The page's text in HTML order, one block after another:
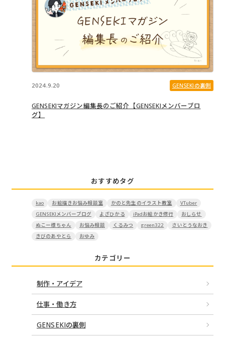
2024.9.20 GENSEKIの裏側
GENSEKIマガジン編集長のご紹介【GENSEKIメンバーブロ
グ】
おすすめタグ
kao お絵描きお悩み相談室 かのと先生のイラスト教室
VTuber
GENSEKIメンバーブログ
よざひかる iPadお絵かき修行
おしらせ
ぬこー様ちゃん
お悩み相談 くるみつ green322
さいとうなおき
きびのあやとら
おゆみ
カテゴリー
制作・アイデア
仕事・働き方
GENSEKIの裏側